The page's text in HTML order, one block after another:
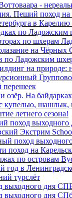
-
Пеший поход на
в
по Ладожским
по шхерам
на Чёрных
по Ладожским
на природе:
перешеек
озёр. На
купелью, шашлык,
летнего сезона!
поход выходного
Экстрим
поход
поход на
по островам
год в
турслёт
выходного дня
выходного дня